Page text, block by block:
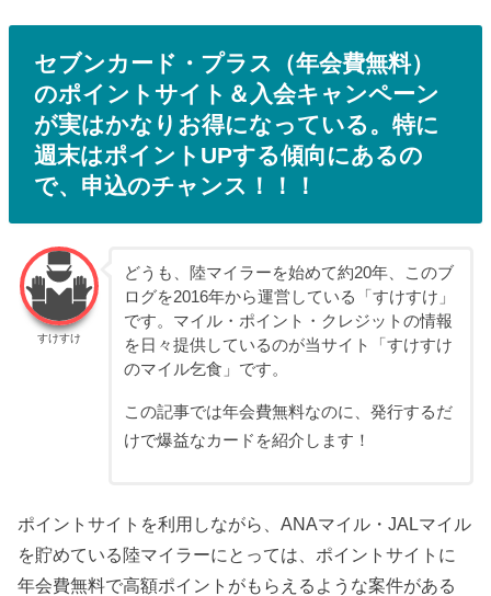
セブンカード・プラス（年会費無料）
のポイントサイト＆入会キャンペーン
が実はかなりお得になっている。特に
週末はポイントUPする傾向にあるの
で、申込のチャンス！！！
すけすけ
どうも、陸マイラーを始めて約20年、このブ
ログを2016年から運営している「すけすけ」
です。マイル・ポイント・クレジットの情報
を日々提供しているのが当サイト「すけすけ
のマイル乞食」です。
この記事では年会費無料なのに、発行するだ
けで爆益なカードを紹介します！
ポイントサイトを利用しながら、ANAマイル・JALマイル
を貯めている陸マイラーにとっては、ポイントサイトに
年会費無料で高額ポイントがもらえるような案件がある